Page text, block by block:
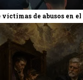
de abusos en